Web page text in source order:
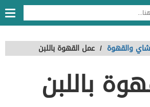
والقهوة / عمل القهوة باللبن
باللبن